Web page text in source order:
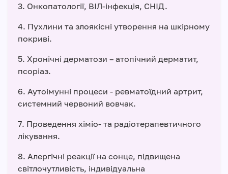
3. Онкопатології, ВІЛ-інфекція, СНІД.
4. Пухлини та злоякісні утворення на шкірному
покриві.
5. Хронічні дерматози – атопічний дерматит,
псоріаз.
6. Аутоімунні процеси - ревматоїдний артрит,
системний червоний вовчак.
7. Проведення хіміо- та радіотерапевтичного
лікування.
8. Алергічні реакції на сонце, підвищена
світлочутливість, індивідуальна